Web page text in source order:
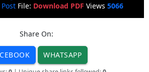
Post File: Download PDF Views 5066
Share On:
WHATSAPP